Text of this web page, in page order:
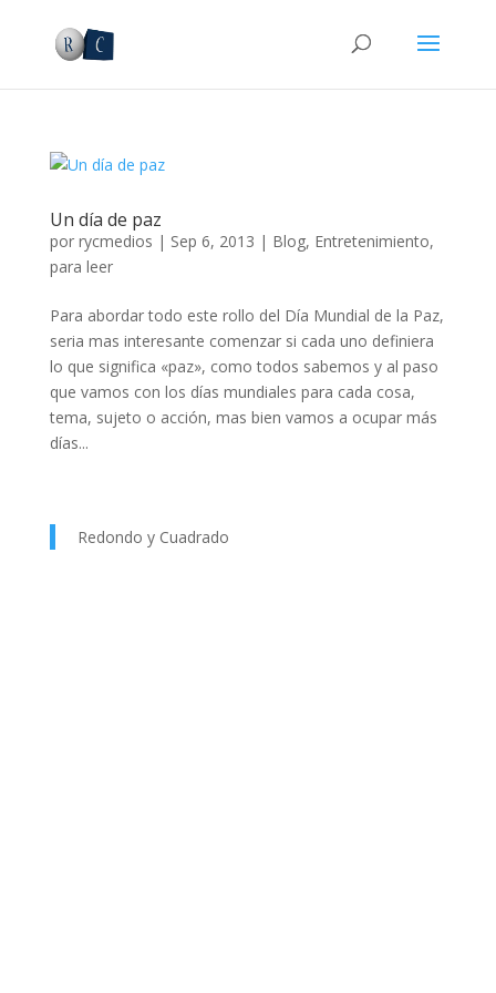
Un día de paz
por rycmedios | Sep 6, 2013 | Blog, Entretenimiento,
para leer
Para abordar todo este rollo del Día Mundial de la Paz,
seria mas interesante comenzar si cada uno definiera
lo que significa «paz», como todos sabemos y al paso
que vamos con los días mundiales para cada cosa,
tema, sujeto o acción, mas bien vamos a ocupar más
días...
Redondo y Cuadrado